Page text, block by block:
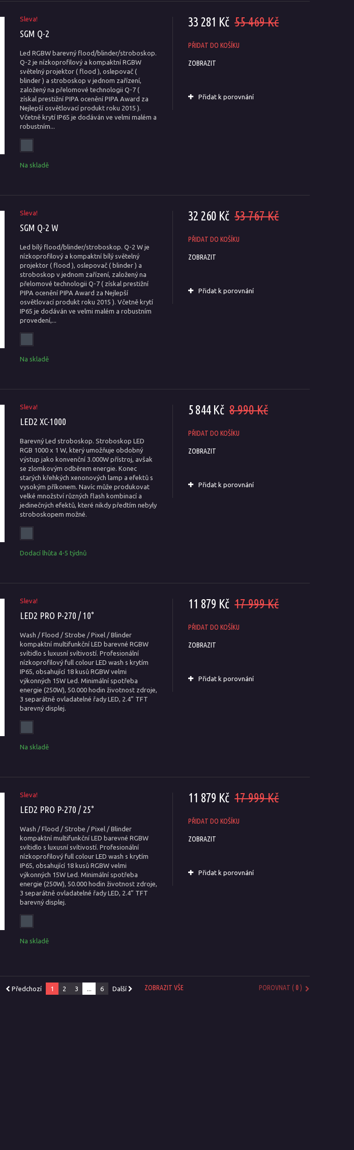
Sleva!
SGM Q-2
Led RGBW barevný flood/blinder/stroboskop.
Q-2 je nízkoprofilový a kompaktní RGBW
světelný projektor ( flood ), oslepovač (
blinder ) a stroboskop v jednom zařízení,
založený na přelomové technologii Q-7 (
získal prestižní PIPA ocenění PIPA Award za
Nejlepší osvětlovací produkt roku 2015 ).
Včetně krytí IP65 je dodáván ve velmi malém a
robustním...
Na skladě
33 281 Kč 55 469 Kč
PŘIDAT DO KOŠÍKU
ZOBRAZIT
Přidat k porovnání
Sleva!
SGM Q-2 W
Led bílý flood/blinder/stroboskop. Q-2 W je
nízkoprofilový a kompaktní bílý světelný
projektor ( flood ), oslepovač ( blinder ) a
stroboskop v jednom zařízení, založený na
přelomové technologii Q-7 ( získal prestižní
PIPA ocenění PIPA Award za Nejlepší
osvětlovací produkt roku 2015 ). Včetně krytí
IP65 je dodáván ve velmi malém a robustním
provedení,...
Na skladě
32 260 Kč 53 767 Kč
PŘIDAT DO KOŠÍKU
ZOBRAZIT
Přidat k porovnání
Sleva!
LED2 XC-1000
Barevný Led stroboskop. Stroboskop LED
RGB 1000 x 1 W, který umožňuje obdobný
výstup jako konvenční 3.000W přístroj, avšak
se zlomkovým odběrem energie. Konec
starých křehkých xenonových lamp a efektů s
vysokým příkonem. Navíc může produkovat
velké množství různých flash kombinací a
jedinečných efektů, které nikdy předtím nebyly
stroboskopem možné.
Dodací lhůta 4-5 týdnů
5 844 Kč 8 990 Kč
PŘIDAT DO KOŠÍKU
ZOBRAZIT
Přidat k porovnání
Sleva!
LED2 PRO P-270 / 10°
Wash / Flood / Strobe / Pixel / Blinder
kompaktní multifunkční LED barevné RGBW
svítidlo s luxusní svítivostí. Profesionální
nízkoprofilový full colour LED wash s krytím
IP65, obsahující 18 kusů RGBW velmi
výkonných 15W Led. Minimální spotřeba
energie (250W), 50.000 hodin životnost zdroje,
3 separátně ovladatelné řady LED, 2.4” TFT
barevný displej.
Na skladě
11 879 Kč 17 999 Kč
PŘIDAT DO KOŠÍKU
ZOBRAZIT
Přidat k porovnání
Sleva!
LED2 PRO P-270 / 25°
Wash / Flood / Strobe / Pixel / Blinder
kompaktní multifunkční LED barevné RGBW
svítidlo s luxusní svítivostí. Profesionální
nízkoprofilový full colour LED wash s krytím
IP65, obsahující 18 kusů RGBW velmi
výkonných 15W Led. Minimální spotřeba
energie (250W), 50.000 hodin životnost zdroje,
3 separátně ovladatelné řady LED, 2.4” TFT
barevný displej.
Na skladě
11 879 Kč 17 999 Kč
PŘIDAT DO KOŠÍKU
ZOBRAZIT
Přidat k porovnání
POROVNAT (0)
ZOBRAZIT VŠE
Předchozí 1 2 3 ... 6 Další